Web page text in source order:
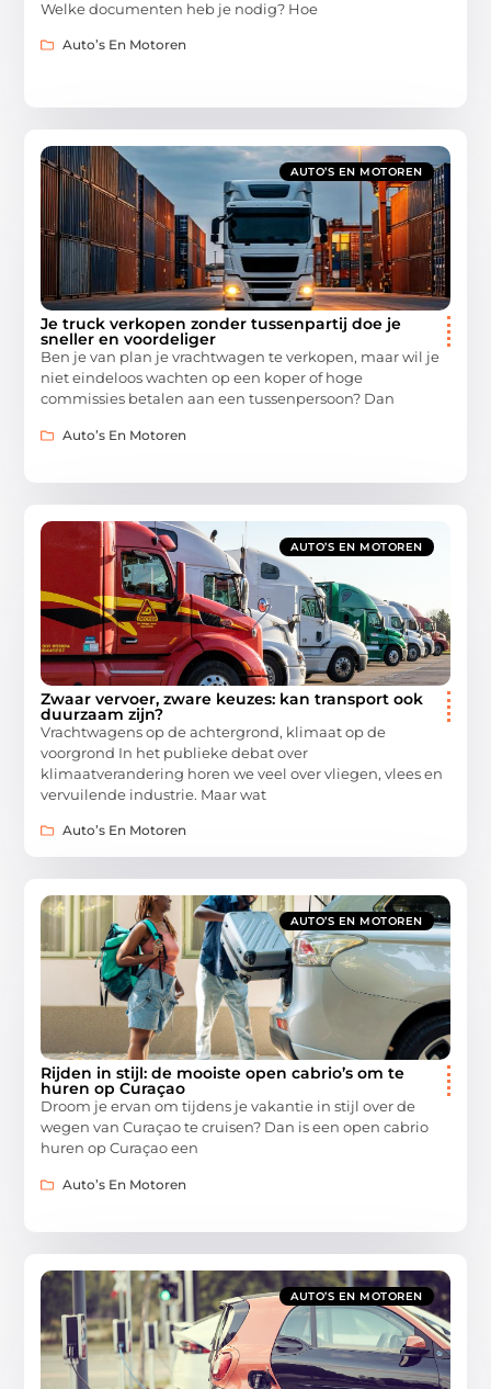
Welke documenten heb je nodig? Hoe
Auto’s En Motoren
AUTO’S EN MOTOREN
Je truck verkopen zonder tussenpartij doe je
sneller en voordeliger
Ben je van plan je vrachtwagen te verkopen, maar wil je
niet eindeloos wachten op een koper of hoge
commissies betalen aan een tussenpersoon? Dan
Auto’s En Motoren
AUTO’S EN MOTOREN
Zwaar vervoer, zware keuzes: kan transport ook
duurzaam zijn?
Vrachtwagens op de achtergrond, klimaat op de
voorgrond In het publieke debat over
klimaatverandering horen we veel over vliegen, vlees en
vervuilende industrie. Maar wat
Auto’s En Motoren
AUTO’S EN MOTOREN
Rijden in stijl: de mooiste open cabrio’s om te
huren op Curaçao
Droom je ervan om tijdens je vakantie in stijl over de
wegen van Curaçao te cruisen? Dan is een open cabrio
huren op Curaçao een
Auto’s En Motoren
AUTO’S EN MOTOREN